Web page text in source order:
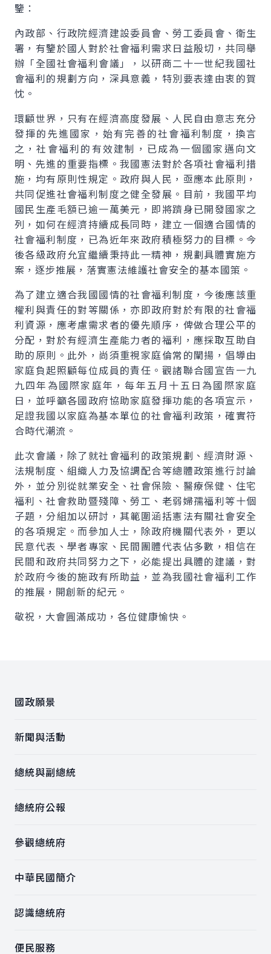
鑒：
內政部、行政院經濟建設委員會、勞工委員會、衛生
署，有鑒於國人對於社會福利需求日益殷切，共同舉
辦「全國社會福利會議」，以研商二十一世紀我國社
會福利的規劃方向，深具意義，特別要表達由衷的賀
忱。
環顧世界，只有在經濟高度發展、人民自由意志充分
發揮的先進國家，始有完善的社會福利制度，換言
之，社會福利的有效建制，已成為一個國家邁向文
明、先進的重要指標。我國憲法對於各項社會福利措
施，均有原則性規定。政府與人民，亟應本此原則，
共同促進社會福利制度之健全發展。目前，我國平均
國民生產毛額已逾一萬美元，即將躋身已開發國家之
列，如何在經濟持續成長同時，建立一個適合國情的
社會福利制度，已為近年來政府積極努力的目標。今
後各級政府允宜繼續秉持此一精神，規劃具體實施方
案，逐步推展，落實憲法維護社會安全的基本國策。
為了建立適合我國國情的社會福利制度，今後應該重
權利與責任的對等關係，亦即政府對於有限的社會福
利資源，應考慮需求者的優先順序，俾做合理公平的
分配，對於有經濟生產能力者的福利，應採取互助自
助的原則。此外，尚須重視家庭倫常的闡揚，倡導由
家庭負起照顧每位成員的責任。觀諸聯合國宣告一九
九四年為國際家庭年，每年五月十五日為國際家庭
日，並呼籲各國政府協助家庭發揮功能的各項宣示，
足證我國以家庭為基本單位的社會福利政策，確實符
合時代潮流。
此次會議，除了就社會福利的政策規劃、經濟財源、
法規制度、組織人力及協調配合等總體政策進行討論
外，並分別從就業安全、社會保險、醫療保健、住宅
福利、社會救助暨殘障、勞工、老弱婦孺福利等十個
子題，分組加以研討，其範圍涵括憲法有關社會安全
的各項規定。而參加人士，除政府機關代表外，更以
民意代表、學者專家、民間團體代表佔多數，相信在
民間和政府共同努力之下，必能提出具體的建議，對
於政府今後的施政有所助益，並為我國社會福利工作
的推展，開創新的紀元。
敬祝，大會圓滿成功，各位健康愉快。
國政願景
新聞與活動
總統與副總統
總統府公報
參觀總統府
中華民國簡介
認識總統府
便民服務